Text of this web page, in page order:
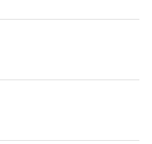
Wiener
Wegen des
Jagdpächter ihre
die bedeutendste
durch
dazu ein. Gefördert